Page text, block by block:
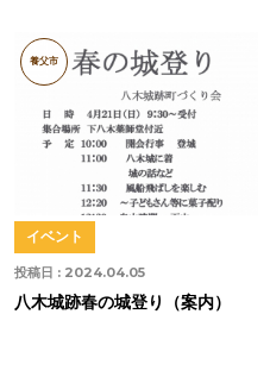
養父市
投稿日 : 2024.04.05
イベント
八木城跡春の城登り（案内）